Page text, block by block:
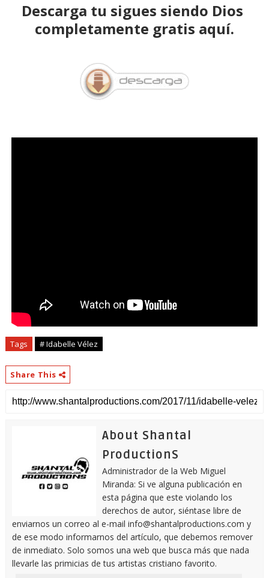
Descarga tu sigues siendo Dios
completamente gratis aquí.
Tags # Idabelle Vélez
Share This
About Shantal
ProductionS
Administrador de la Web Miguel
Miranda: Si ve alguna publicación en
esta página que este violando los
derechos de autor, siéntase libre de
enviarnos un correo al e-mail info@shantalproductions.com y
de ese modo informarnos del artículo, que debemos remover
de inmediato. Solo somos una web que busca más que nada
llevarle las primicias de tus artistas cristiano favorito.